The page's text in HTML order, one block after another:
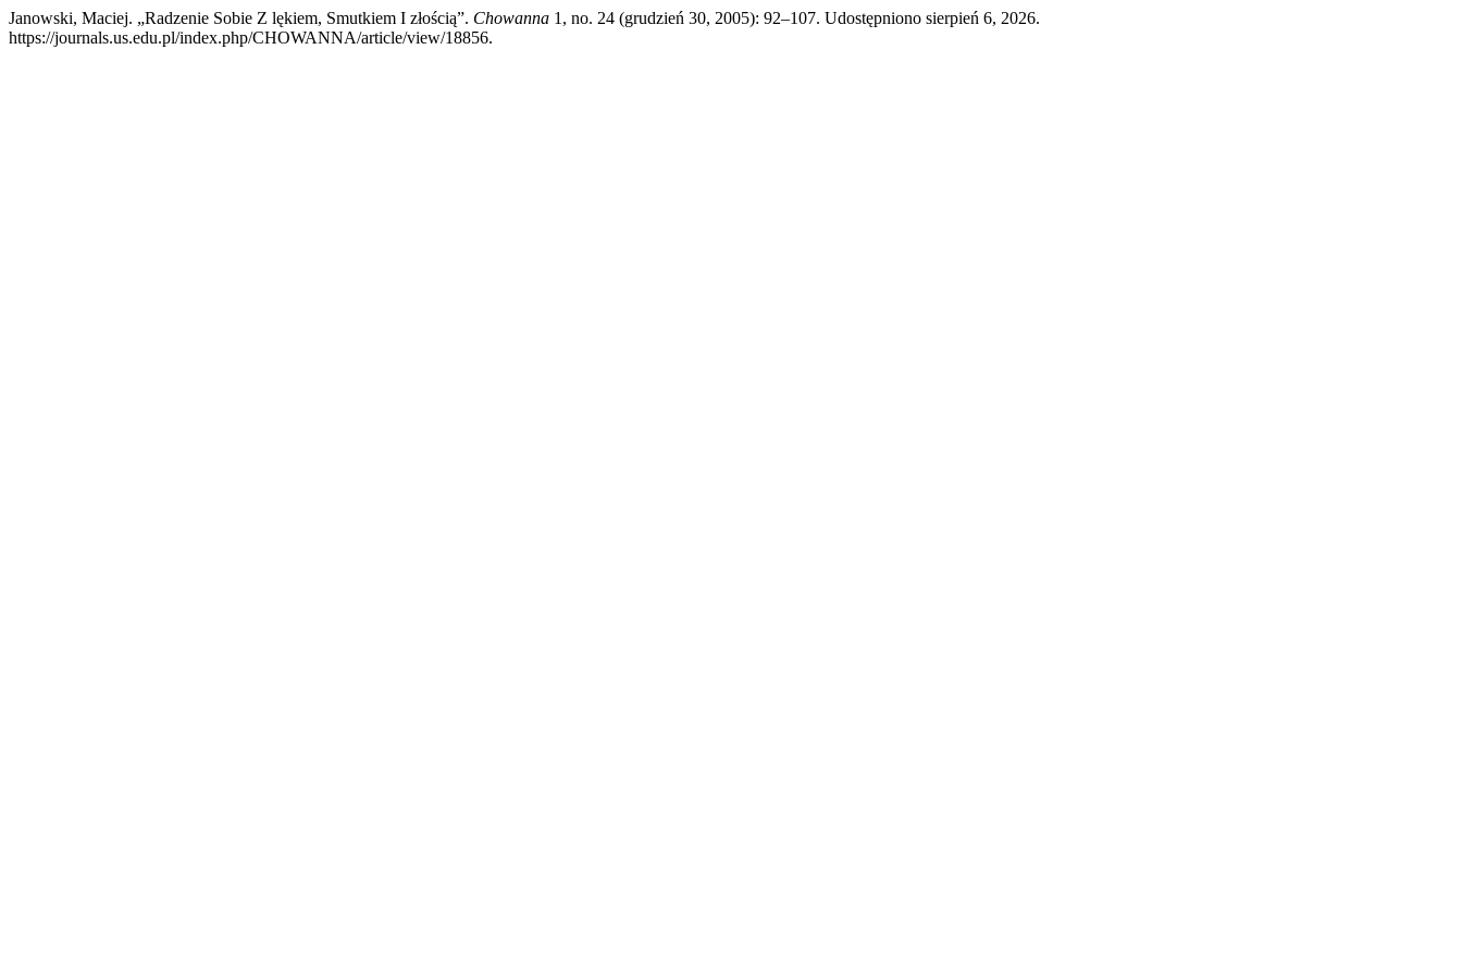
Janowski, Maciej. „Radzenie Sobie Z lękiem, Smutkiem I złością”. Chowanna 1, no. 24 (grudzień 30, 2005): 92–107. Udostępniono sierpień 6, 2026.
https://journals.us.edu.pl/index.php/CHOWANNA/article/view/18856.